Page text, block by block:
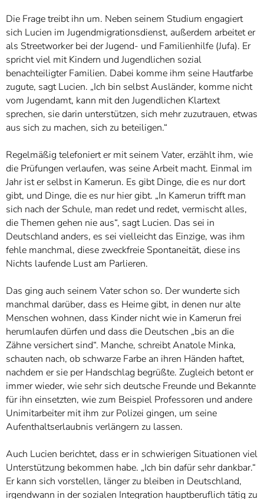
Die Frage treibt ihn um. Neben seinem Studium engagiert
sich Lucien im Jugendmigrationsdienst, außerdem arbeitet er
als Streetworker bei der Jugend- und Familienhilfe (Jufa). Er
spricht viel mit Kindern und Jugendlichen sozial
benachteiligter Familien. Dabei komme ihm seine Hautfarbe
zugute, sagt Lucien. „Ich bin selbst Ausländer, komme nicht
vom Jugendamt, kann mit den Jugendlichen Klartext
sprechen, sie darin unterstützen, sich mehr zuzutrauen, etwas
aus sich zu machen, sich zu beteiligen.“
Regelmäßig telefoniert er mit seinem Vater, erzählt ihm, wie
die Prüfungen verlaufen, was seine Arbeit macht. Einmal im
Jahr ist er selbst in Kamerun. Es gibt Dinge, die es nur dort
gibt, und Dinge, die es nur hier gibt. „In Kamerun trifft man
sich nach der Schule, man redet und redet, vermischt alles,
die Themen gehen nie aus“, sagt Lucien. Das sei in
Deutschland anders, es sei vielleicht das Einzige, was ihm
fehle manchmal, diese zweckfreie Spontaneität, diese ins
Nichts laufende Lust am Parlieren.
Das ging auch seinem Vater schon so. Der wunderte sich
manchmal darüber, dass es Heime gibt, in denen nur alte
Menschen wohnen, dass Kinder nicht wie in Kamerun frei
herumlaufen dürfen und dass die Deutschen „bis an die
Zähne versichert sind“. Manche, schreibt Anatole Minka,
schauten nach, ob schwarze Farbe an ihren Händen haftet,
nachdem er sie per Handschlag begrüßte. Zugleich betont er
immer wieder, wie sehr sich deutsche Freunde und Bekannte
für ihn einsetzten, wie zum Beispiel Professoren und andere
Unimitarbeiter mit ihm zur Polizei gingen, um seine
Aufenthaltserlaubnis verlängern zu lassen.
Auch Lucien berichtet, dass er in schwierigen Situationen viel
Unterstützung bekommen habe. „Ich bin dafür sehr dankbar.“
Er kann sich vorstellen, länger zu bleiben in Deutschland,
irgendwann in der sozialen Integration hauptberuflich tätig zu